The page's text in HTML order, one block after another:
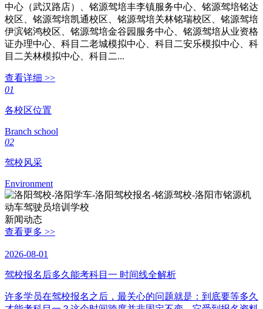
中心（武汉路店）、铭源驾培丰李镇服务中心、铭源驾培铭达
校区、铭源驾培凯通校区、铭源驾培关林铭瑞校区、铭源驾培
伊滨铭鸿校区、铭源驾培金谷园服务中心、铭源驾培从业资格
证办理中心、科目二老城模拟中心、科目二安乐模拟中心、科
目二关林模拟中心、科目二...
查看详细 >>
01
各校区位置
Branch school
02
驾校风采
Environment
新闻动态
查看更多 >>
2026-08-01
驾校报名后多久能考科目一 时间线全解析
许多学员在驾校报名之后，最关心的问题就是：到底要等多久